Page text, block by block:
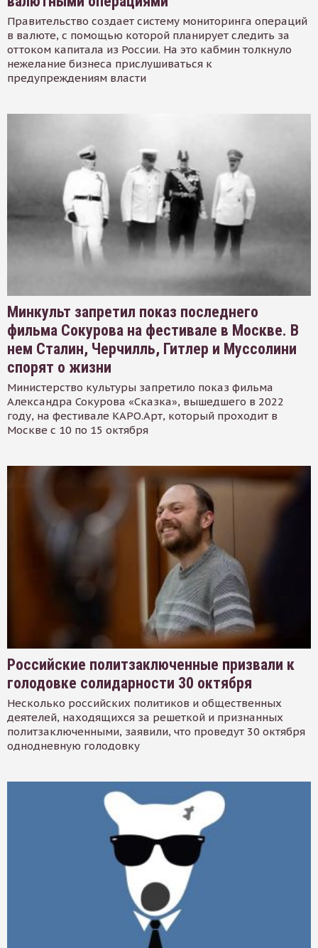
Правительство создает систему мониторинга операций
в валюте, с помощью которой планирует следить за
оттоком капитала из России. На это кабмин толкнуло
нежелание бизнеса прислушиваться к
предупреждениям власти
Минкульт запретил показ последнего
фильма Сокурова на фестивале в Москве. В
нем Сталин, Черчилль, Гитлер и Муссолини
спорят о жизни
Министерство культуры запретило показ фильма
Александра Сокурова «Сказка», вышедшего в 2022
году, на фестивале КАРО.Арт, который проходит в
Москве с 10 по 15 октября
Российские политзаключенные призвали к
голодовке солидарности 30 октября
Несколько российских политиков и общественных
деятелей, находящихся за решеткой и признанных
политзаключенными, заявили, что проведут 30 октября
однодневную голодовку